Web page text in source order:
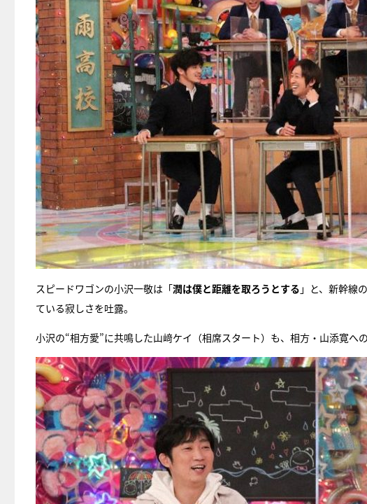
スピードワゴンの小沢一敬は「潤は僕と距離を取ろうとする 」と、新幹線
ている寂しさを吐露。
小沢の“相方愛”に共鳴した山﨑ケイ（相席スタート）も、相方・山添寛へ